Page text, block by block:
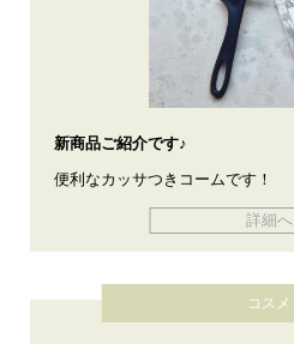
新商品ご紹介です♪
便利なカッサつきコームです！
詳細へ
コスメ